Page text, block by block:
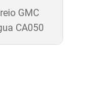
GMC
CA050